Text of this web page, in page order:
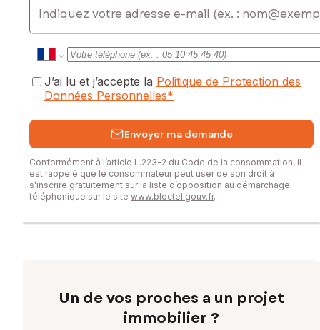
J’ai lu et j’accepte la Politique de Protection des
Données Personnelles*
Envoyer ma demande
Conformément à l’article L.223-2 du Code de la consommation, il
est rappelé que le consommateur peut user de son droit à
s’inscrire gratuitement sur la liste d’opposition au démarchage
téléphonique sur le site www.bloctel.gouv.fr.
Un de vos proches a un projet
immobilier ?